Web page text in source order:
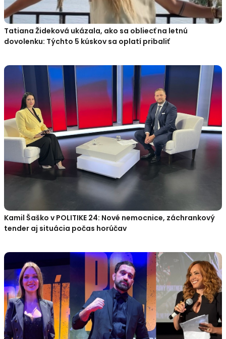
Tatiana Žideková ukázala, ako sa obliecť na letnú
dovolenku: Týchto 5 kúskov sa oplatí pribaliť
Kamil Šaško v POLITIKE 24: Nové nemocnice, záchrankový
tender aj situácia počas horúčav